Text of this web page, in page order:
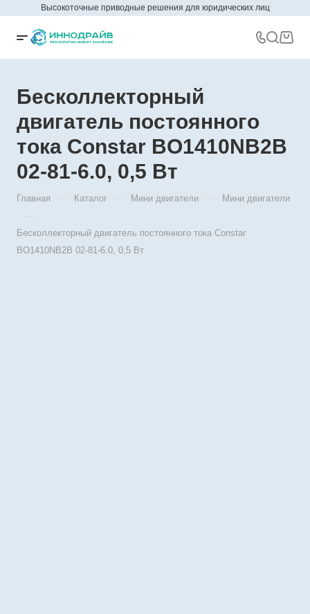
Высокоточные приводные решения для юридических лиц
Бесколлекторный
двигатель постоянного
тока Constar BO1410NB2B
02-81-6.0, 0,5 Вт
Главная Каталог Мини двигатели Мини двигатели
Бесколлекторный двигатель постоянного тока Constar
BO1410NB2B 02-81-6.0, 0,5 Вт